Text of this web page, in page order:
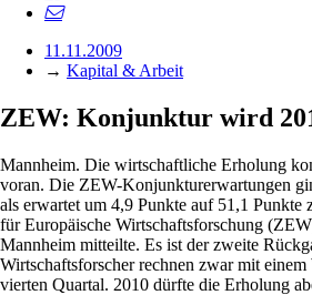
11.11.2009
→ Kapital & Arbeit
ZEW: Konjunktur wird
Mannheim. Die wirtschaftliche Erholung
voran. Die ZEW-Konjunkturerwartungen
als erwartet um 4,9 Punkte auf 51,1 Punkte
für Europäische Wirtschaftsforschung
Mannheim mitteilte. Es ist der zweite
Wirtschaftsforscher rechnen zwar mit
vierten Quartal. 2010 dürfte die Erholung